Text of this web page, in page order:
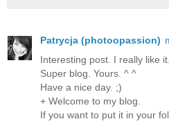
Patrycja (photoopassion)
Interesting post. I really like it.
Super blog. Yours. ^ ^
Have a nice day. ;)
+ Welcome to my blog.
If you want to put it in your